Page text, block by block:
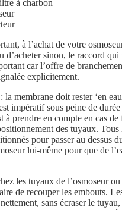
à charbon
à l’achat de votre
d’acheter sinon, le raccord
car l’offre de
explicitement.
la membrane doit rester ‘en
impératif sous peine de
à prendre en compte en cas
des tuyaux.
pour passer au dessus
lui-même pour que de
les tuyaux de l’osmoseur
de recouper les embouts.
sans écraser le